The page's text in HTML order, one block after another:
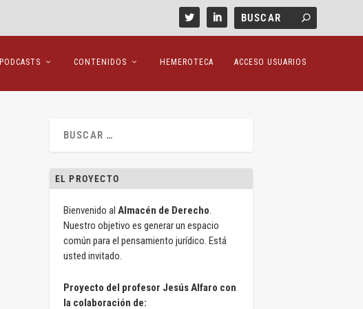
PODCASTS CONTENIDOS HEMEROTECA ACCESO USUARIOS
EL PROYECTO
Bienvenido al Almacén de Derecho.
Nuestro objetivo es generar un espacio
común para el pensamiento jurídico. Está
usted invitado.
Proyecto del profesor Jesús Alfaro con
la colaboración de: